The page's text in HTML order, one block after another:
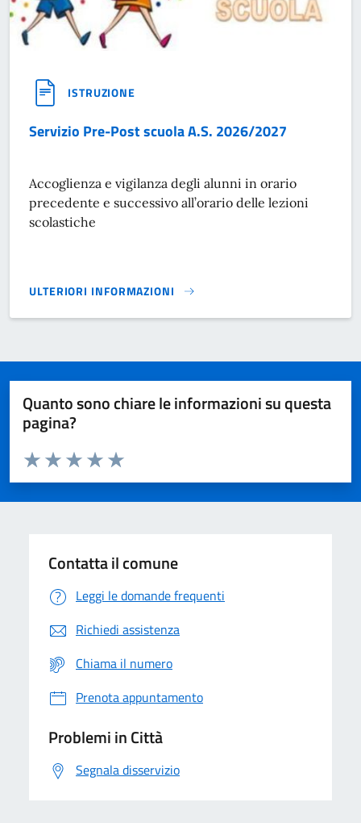
ISTRUZIONE
Servizio Pre-Post scuola A.S. 2026/2027
Accoglienza e vigilanza degli alunni in orario
precedente e successivo all’orario delle lezioni
scolastiche
ULTERIORI INFORMAZIONI
SERVIZIO PRE-POST SCUOLA A.S. 2026/2027}
Quanto sono chiare le informazioni su questa
pagina?
Domanda
Valuta da 1 a 5 stelle la pagina
Valuta 5 stelle su 5
Valuta 4 stelle su 5
Valuta 3 stelle su 5
Valuta 2 stelle su 5
Valuta 1 stelle su 5
Contatta il comune
Leggi le domande frequenti
Richiedi assistenza
Chiama il numero
Prenota appuntamento
Problemi in Città
Segnala disservizio